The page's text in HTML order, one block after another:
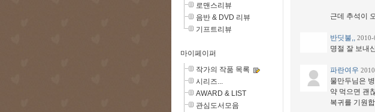
로맨스리뷰
음반 & DVD 리뷰
기프트리뷰
마이페이퍼
작가의 작품 목록
시리즈...
AWARD & LIST
관심도서모음
근데 추석이
반딧불,, 2010-
명절 잘 보내
파란여우
물만두님은
약 먹으면 괜
복귀를 기원